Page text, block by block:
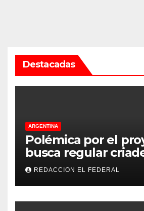
Destacadas
ARGENTINA
Polémica por el
busca regular
refugios de perros y
denuncian excesos,
proteccionistas
controles más
REDACCION EL FEDERAL